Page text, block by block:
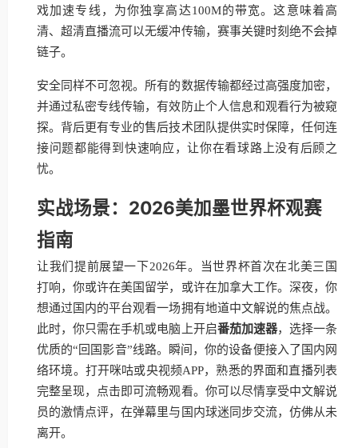
戏加速专线，为你独享高达100M的带宽。这意味着高
清、超清直播流可以无缓冲传输，赛事关键时刻绝不会掉
链子。
安全同样不可忽视。所有的数据传输都经过高强度加密，
并通过私密专线传输，有效防止个人信息和观看行为被窥
探。背后更有专业的售后技术团队提供实时保障，任何连
接问题都能得到快速响应，让你在看球路上没有后顾之
忧。
实战场景：2026美加墨世界杯观赛
指南
让我们提前展望一下2026年。当世界杯首次在北美三国
打响，你或许在美国留学，或许在加拿大工作。深夜，你
想通过国内的平台观看一场拥有地道中文解说的焦点战。
此时，你只需在手机或电脑上开启番茄加速器，选择一条
优质的“回国影音”线路。瞬间，你的设备便接入了国内网
络环境。打开咪咕或央视频APP，熟悉的界面和直播列表
完整呈现，点击即可流畅观看。你可以尽情享受中文解说
员的激情点评，在弹幕里与国内球迷同步交流，仿佛从未
离开。